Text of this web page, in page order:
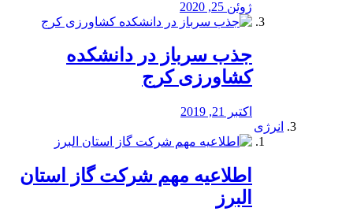
ژوئن 25, 2020
جذب سرباز در دانشکده
کشاورزی کرج
اکتبر 21, 2019
انرژی
️اطلاعیه مهم شرکت گاز استان
البرز